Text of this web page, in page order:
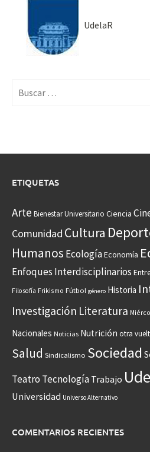
UdelaR
ETIQUETAS
Arte Bienestar Universitario Ciencia
Comunidad Cultura
Humanos EcologíaEconomía
Enfoques Interdisciplinarios
Filosofía Frikismo Fútbol género Historia
Investigación Literatura
Nacionales Noticias Nutrición otra
Salud Sindicalismo Sociedad
Teatro Tecnología Trabajo
Universidad Universo Alternativo
COMENTARIOS RECIENTES